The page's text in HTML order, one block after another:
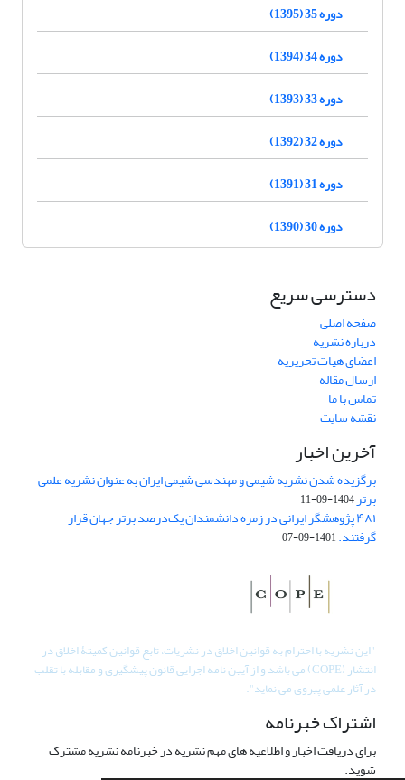
دوره 35 (1395)
دوره 34 (1394)
دوره 33 (1393)
دوره 32 (1392)
دوره 31 (1391)
دوره 30 (1390)
دسترسی سریع
صفحه اصلی
درباره نشریه
اعضای هیات تحریریه
ارسال مقاله
تماس با ما
نقشه سایت
آخرین اخبار
برگزیده شدن نشریه شیمی و مهندسی شیمی ایران به عنوان نشریه علمی
برتر1404-09-11
۴۸۱ پژوهشگر ایرانی در زمره دانشمندان یک‌درصد برتر جهان قرار
گرفتند.1401-09-07
"این نشریه با احترام به قوانین اخلاق در نشریات، تابع قوانین کمیتۀ اخلاق در
انتشار (COPE) می باشد و از آیین نامه اجرایی قانون پیشگیری و مقابله با تقلب
در آثار علمی پیروی می نماید".
اشتراک خبرنامه
برای دریافت اخبار و اطلاعیه های مهم نشریه در خبرنامه نشریه مشترک
شوید.